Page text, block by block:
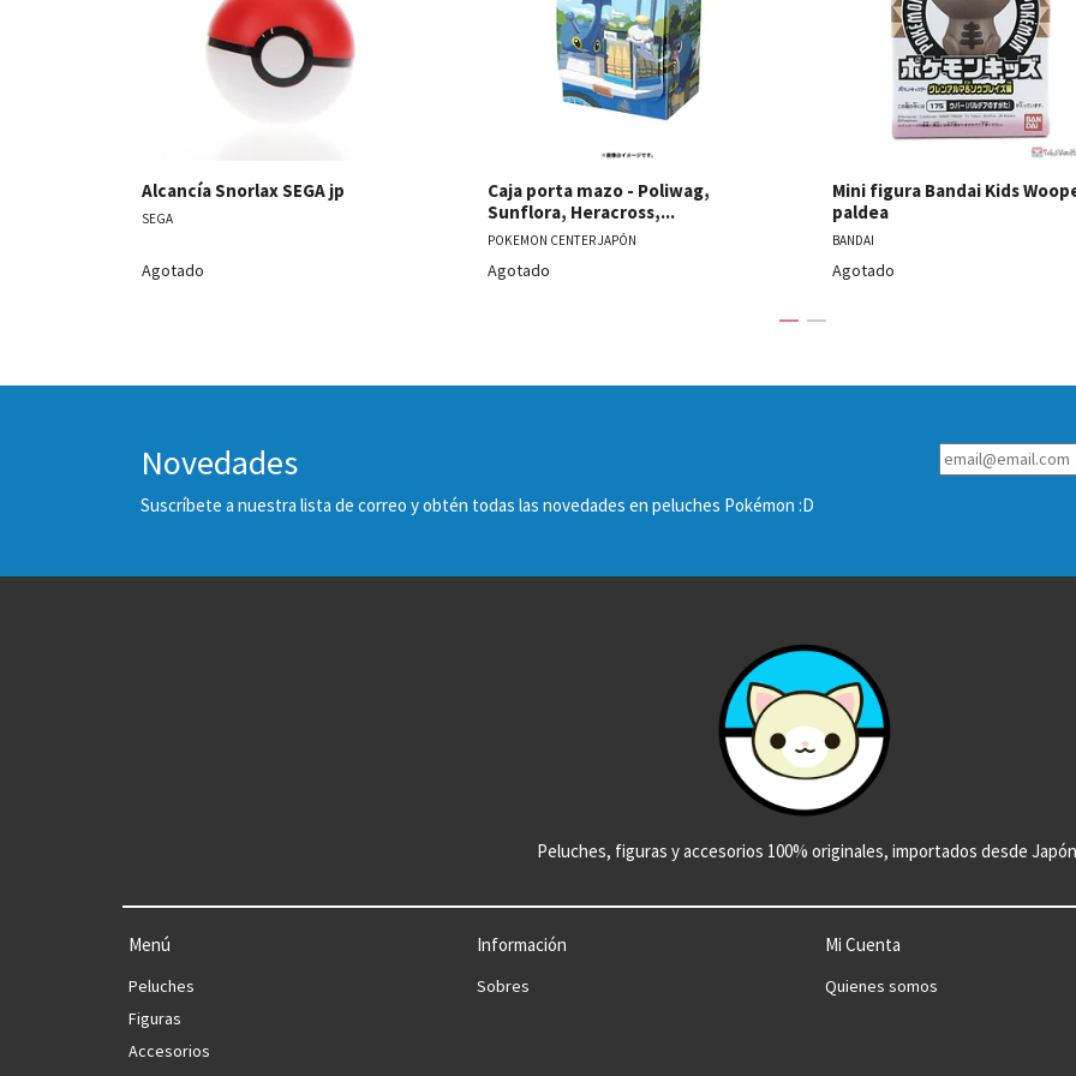
Alcancía Snorlax SEGA jp
SEGA
Agotado
Caja porta mazo - Poliwag,
Sunflora, Heracross,...
POKEMON CENTER JAPÓN
Agotado
Mini figura Bandai Kids
paldea
BANDAI
Agotado
Novedades
Suscríbete a nuestra lista de correo y obtén todas las novedades en peluches Pokémon :D
Peluches, figuras y accesorios 100% originales, importados desde Japón
Menú
Peluches
Figuras
Accesorios
Información
Sobres
Mi Cuenta
Quienes somos